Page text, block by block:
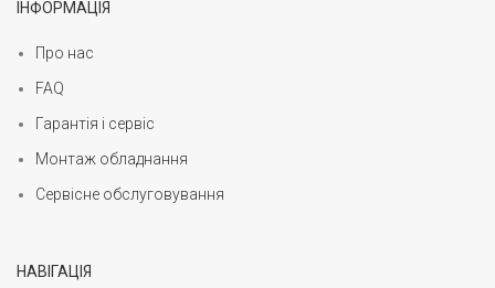
ІНФОРМАЦІЯ
Про нас
FAQ
Гарантія і сервіс
Монтаж обладнання
Сервісне обслуговування
НАВІГАЦІЯ